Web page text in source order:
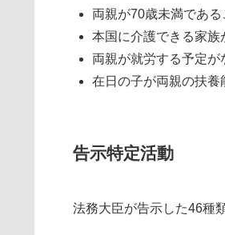
両親が70歳未満である
本国に介護できる家族
両親が就労する予定が
在日の子が両親の扶養
告示特定活動
法務大臣が告示した46種